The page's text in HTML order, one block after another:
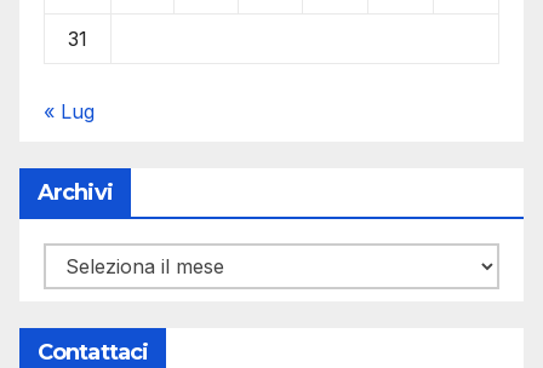
31
« Lug
Archivi
Archivi
Contattaci